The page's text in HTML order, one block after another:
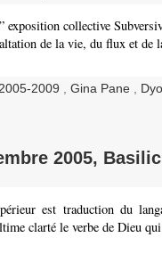
exposition collective
de la vie, du flux et de
2005-2009 Gina Pane
2005,
est traduction du
clarté le verbe de Dieu